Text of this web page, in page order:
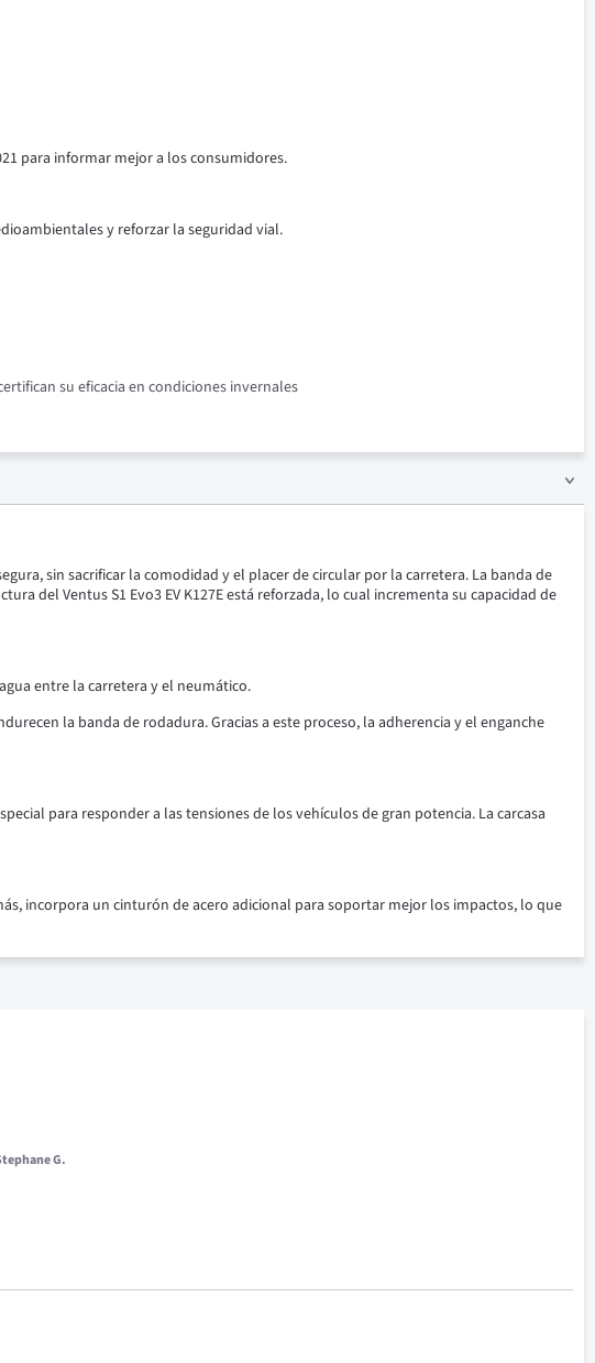
para informar mejor a los consumidores.
y reforzar la seguridad vial.
su eficacia en condiciones invernales
sin sacrificar la comodidad y el placer de circular por la carretera. La banda de
del Ventus S1 Evo3 EV K127E está reforzada, lo cual incrementa su capacidad de
entre la carretera y el neumático.
la banda de rodadura. Gracias a este proceso, la adherencia y el enganche
para responder a las tensiones de los vehículos de gran potencia. La carcasa
incorpora un cinturón de acero adicional para soportar mejor los impactos, lo que
G.